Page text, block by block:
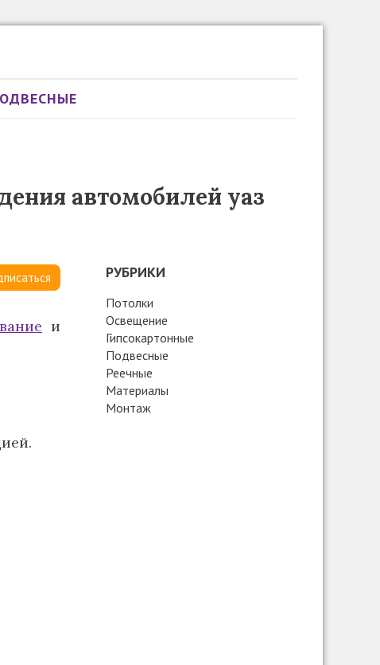
автомобилей уаз
и
РУБРИКИ
Потолки
Освещение
Гипсокартонные
Подвесные
Реечные
Материалы
Монтаж